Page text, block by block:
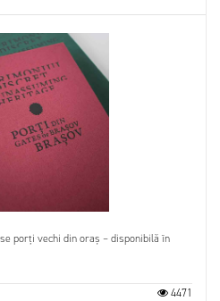
porți vechi din oraș – disponibilă în
4471